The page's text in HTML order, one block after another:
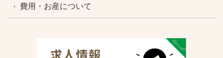
費用・お産について